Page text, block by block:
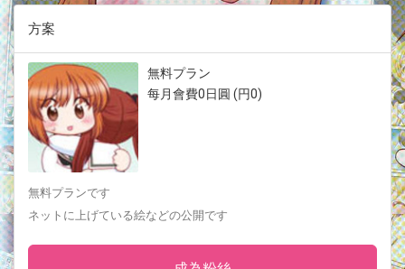
方案
無料プラン
每月會費0日圓 (円0)
無料プランです
ネットに上げている絵などの公開です